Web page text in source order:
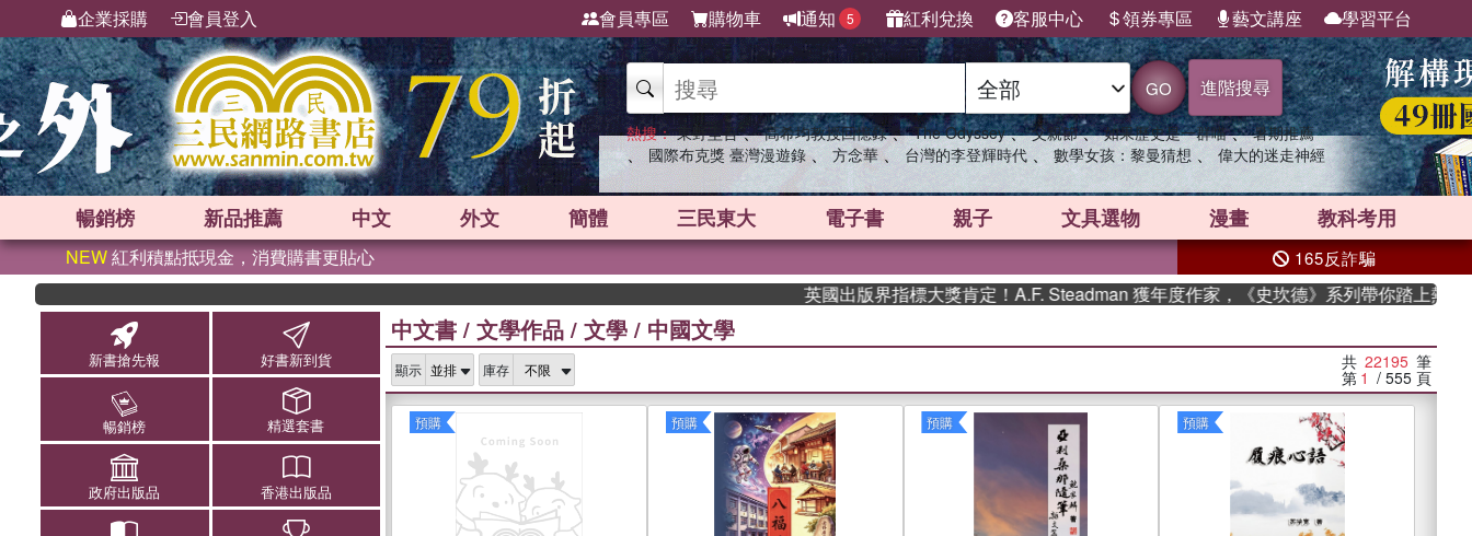
企業採購 會員登入 會員專區 購物車 通知 5 紅利兌換 客服中心 領券專區 藝文講座 學習平台
GO 進階搜尋
熱搜： 東野圭吾 、 高希均教授回憶錄 、 The Odyssey 、 父親節 、 如果歷史是一群喵 、 暑期推薦
、 國際布克獎 臺灣漫遊錄 、 方念華 、 台灣的李登輝時代 、 數學女孩：黎曼猜想 、 偉大的迷走神經
暢銷榜 新品推薦 中文 外文 簡體 三民東大 電子書 親子 文具選物 漫畫 教科考用
NEW紅利積點抵現金，消費購書更貼心 165反詐騙
英國出版界指標大獎肯定！A.F. Steadman 獲年度作家，《史坎德》系列帶你踏上熱血奇幻旅程
新書搶先報 好書新到貨
暢銷榜 精選套書
政府出版品 香港出版品
中文書 / 文學作品 / 文學 / 中國文學
顯示 庫存 共 22195 筆
第 1 / 555 頁
預購 預購 預購 預購